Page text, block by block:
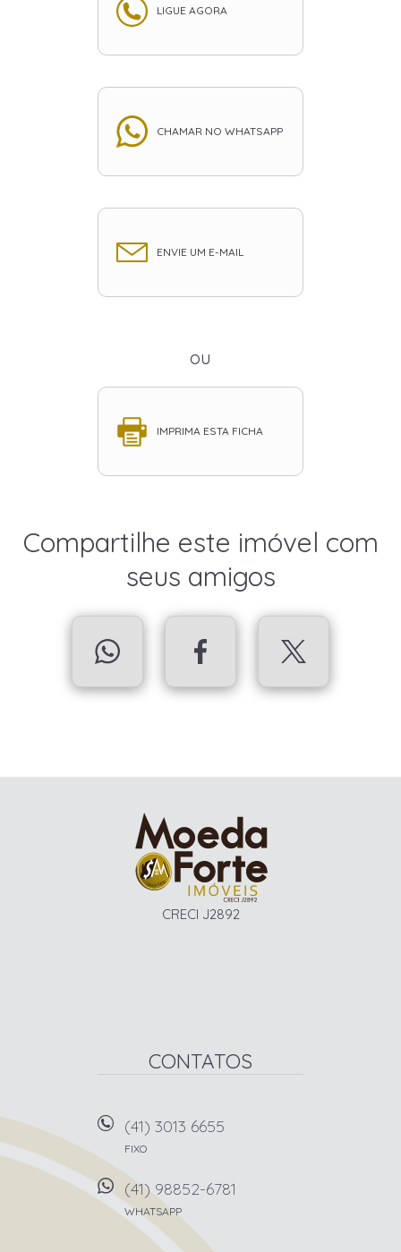
LIGUE AGORA
CHAMAR NO WHATSAPP
ENVIE UM E-MAIL
ou
IMPRIMA ESTA FICHA
Compartilhe este imóvel com
seus amigos
CRECI J2892
CONTATOS
(41) 3013 6655
FIXO
(41) 98852-6781
WHATSAPP